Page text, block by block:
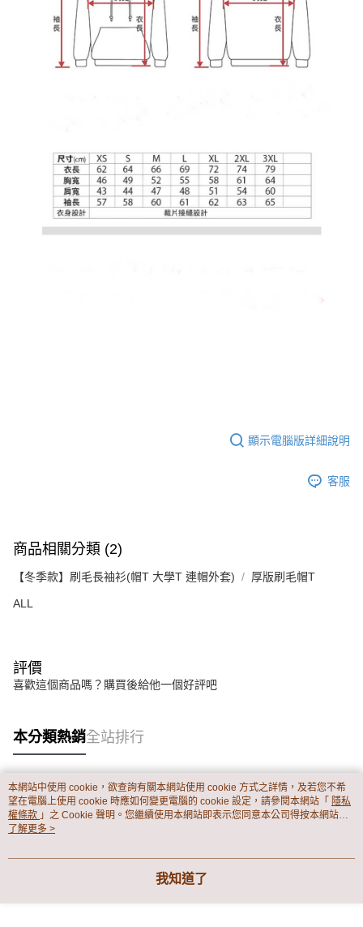
請求用戶進行身份認證。
５．嚴禁一人註冊多個帳號或使用他人資訊註冊。若發現惡意使用之情形，
恩沛科技股份有限公司將有權停止該用戶之使用額度並採取法律行動。
顯示電腦版詳細說明
客服
商品相關分類 (2)
【冬季款】刷毛長袖衫(帽T 大學T 連帽外套) 厚版刷毛帽T
ALL
評價
喜歡這個商品嗎？購買後給他一個好評吧
本分類熱銷全站排行
熱門標籤
本網站中使用 cookie，欲查詢有關本網站使用 cookie 方式之詳情，及若您不希
望在電腦上使用 cookie 時應如何變更電腦的 cookie 設定，請參閱本網站「 隱私
權條款 」之 Cookie 聲明。您繼續使用本網站即表示您同意本公司得按本網站使
用條款之 Cookie 聲明使用 cookie。
了解更多 >
我知道了